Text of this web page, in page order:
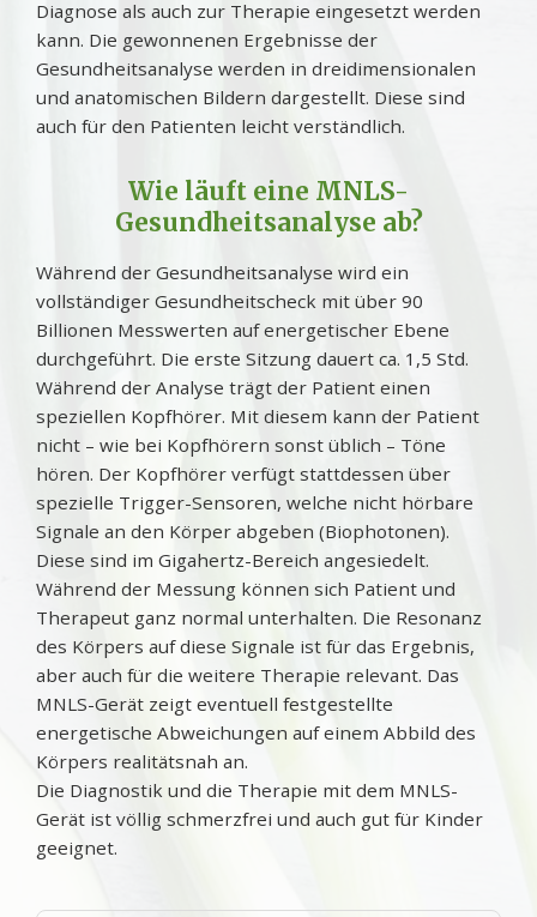
Diagnose als auch zur Therapie eingesetzt werden
kann. Die gewonnenen Ergebnisse der
Gesundheitsanalyse werden in dreidimensionalen
und anatomischen Bildern dargestellt. Diese sind
auch für den Patienten leicht verständlich.
Wie läuft eine MNLS-
Gesundheitsanalyse ab?
Während der Gesundheitsanalyse wird ein
vollständiger Gesundheitscheck mit über 90
Billionen Messwerten auf energetischer Ebene
durchgeführt. Die erste Sitzung dauert ca. 1,5 Std.
Während der Analyse trägt der Patient einen
speziellen Kopfhörer. Mit diesem kann der Patient
nicht – wie bei Kopfhörern sonst üblich – Töne
hören. Der Kopfhörer verfügt stattdessen über
spezielle Trigger-Sensoren, welche nicht hörbare
Signale an den Körper abgeben (Biophotonen).
Diese sind im Gigahertz-Bereich angesiedelt.
Während der Messung können sich Patient und
Therapeut ganz normal unterhalten. Die Resonanz
des Körpers auf diese Signale ist für das Ergebnis,
aber auch für die weitere Therapie relevant. Das
MNLS-Gerät zeigt eventuell festgestellte
energetische Abweichungen auf einem Abbild des
Körpers realitätsnah an.
Die Diagnostik und die Therapie mit dem MNLS-
Gerät ist völlig schmerzfrei und auch gut für Kinder
geeignet.